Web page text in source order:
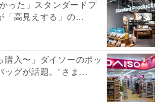
った」スタンダードプ
「高見えする」の...
購入〜」ダイソーのポッ
グが話題。“さま...